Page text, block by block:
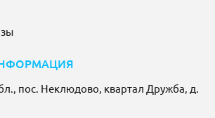
пос. Неклюдово, квартал Дружба, д.